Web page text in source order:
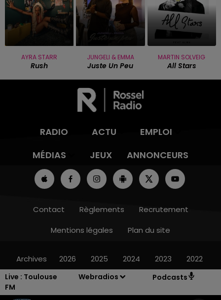
Live : Toulouse
FM
Webradios Podcasts
AYRA STARR
Rush
JUNGELI & EMMA
Juste Un Peu
MARTIN SOLVEIG
All Stars
RADIO ACTU
EMPLOI
MÉDIAS
JEUX ANNONCEURS
Contact Règlements
Recrutement
Mentions légales
Plan du site
Archives 2026 2025 2024 2023 2022